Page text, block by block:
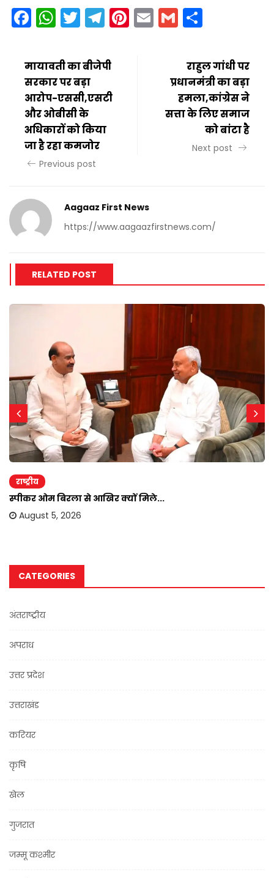
Facebook
WhatsApp
Twitter
Telegram
Pinterest
EmailGmail
मायावती का बीजेपी
सरकार पर बड़ा
आरोप-एससी,एसटी
और ओबीसी के
अधिकारों को किया
जा है रहा कमजोर
Previous post
राहुल गांधी पर
प्रधानमंत्री का बड़ा
हमला,कांग्रेस ने
सत्ता के लिए समाज
को बांटा है
Next post
Aagaaz First News
https://www.aagaazfirstnews.com/
RELATED POST
राष्ट्रीय
स्पीकर ओम बिरला से आखिर क्यों मिले...
August 5, 2026
CATEGORIES
अंतराष्ट्रीय
अपराध
उत्तर प्रदेश
उत्तराखंड
करियर
कृषि
खेल
गुजरात
जम्मू कश्मीर